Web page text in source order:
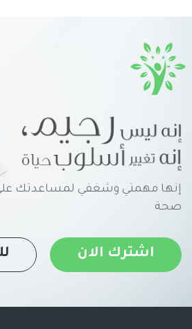
إنها مهمتي وشغفي لمساعدتك على
صحة
اشترك الان